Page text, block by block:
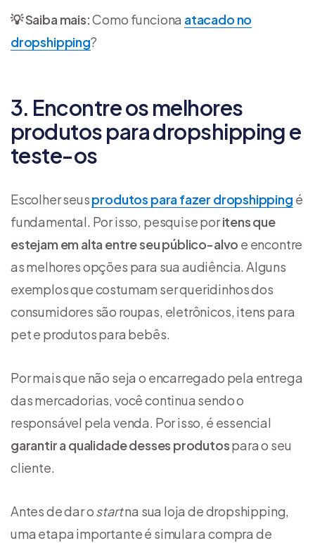
💡 Saiba mais:Como funciona atacado no
dropshipping?
3. Encontre os melhores
produtos para dropshipping e
teste-os
Escolher seusprodutos para fazer dropshipping é
fundamental. Por isso, pesquise poritens que
estejam em alta entre seu público-alvo e encontre
as melhores opções para sua audiência. Alguns
exemplos que costumam ser queridinhos dos
consumidores são roupas, eletrônicos, itens para
pet e produtos para bebês.
Por mais que não seja o encarregado pela entrega
das mercadorias, você continua sendo o
responsável pela venda. Por isso, é essencial
garantir a qualidade desses produtospara o seu
cliente.
Antes de dar ostartna sua loja de dropshipping,
uma etapa importante é simular a compra de